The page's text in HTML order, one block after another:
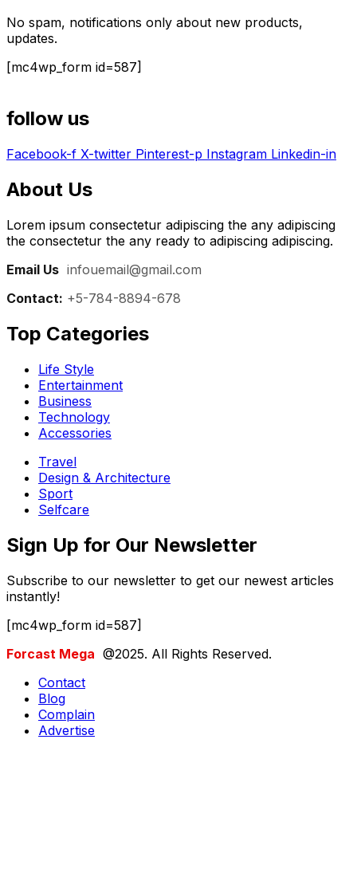
No spam, notifications only about new products,
updates.
[mc4wp_form id=587]
follow us
Facebook-f X-twitter Pinterest-p Instagram Linkedin-in
About Us
Lorem ipsum consectetur adipiscing the any adipiscing
the consectetur the any ready to adipiscing adipiscing.
Email Us infouemail@gmail.com
Contact: +5-784-8894-678
Top Categories​
Life Style
Entertainment
Business
Technology
Accessories
Travel
Design & Architecture
Sport
Selfcare
Sign Up for Our Newsletter
Subscribe to our newsletter to get our newest articles
instantly!
[mc4wp_form id=587]
Forcast Mega @2025. All Rights Reserved.
Contact
Blog
Complain
Advertise